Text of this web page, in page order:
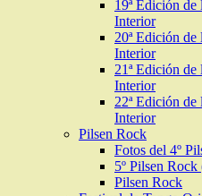
19ª Edición de
Interior
20ª Edición de
Interior
21ª Edición de
Interior
22ª Edición de
Interior
Pilsen Rock
Fotos del 4º
5º Pilsen
Pilsen Rock